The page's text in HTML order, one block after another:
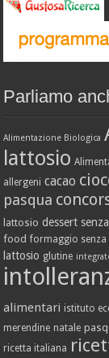
Parliamo
Alimentazione Biologica
lattosio
allergeni cacao
pasqua
lattosio dessert
food formaggio
lattosio glutine
alimentari istituto
merendine natale
ricetta italiana